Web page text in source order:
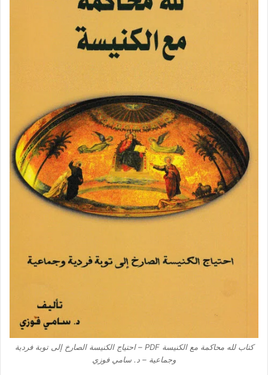
كتاب لله محاكمة مع الكنيسة PDF – احتياج الكنيسة الصارخ إلى توبة فردية
وجماعية – د. سامي فوزي